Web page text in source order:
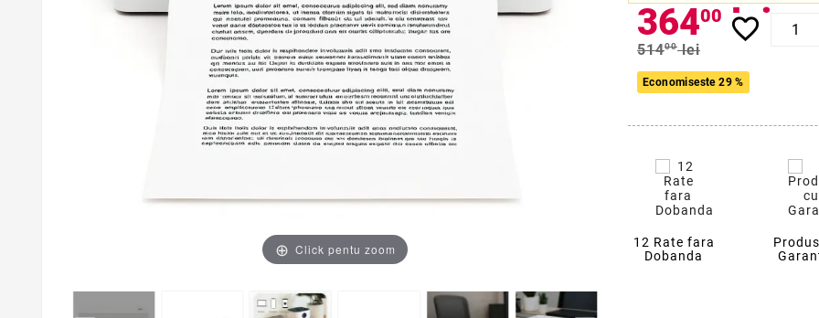
Click pentu zoom
36400 lei
51400 lei
Economiseste 29 %
favorite_border
12 Rate fara
Dobanda